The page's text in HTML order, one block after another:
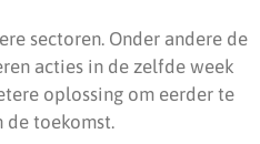
sectoren. Onder andere de
acties in de zelfde week
oplossing om eerder te
de toekomst.